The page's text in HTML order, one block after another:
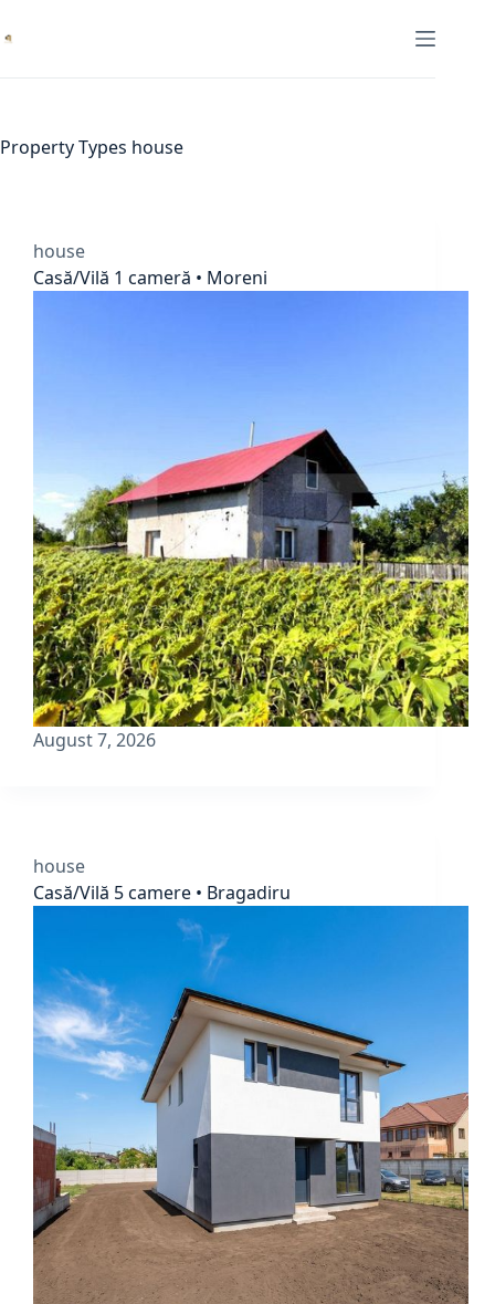
to
Property Types house
house
Casă/Vilă 1 cameră • Moreni
August 7, 2026
house
Casă/Vilă 5 camere • Bragadiru